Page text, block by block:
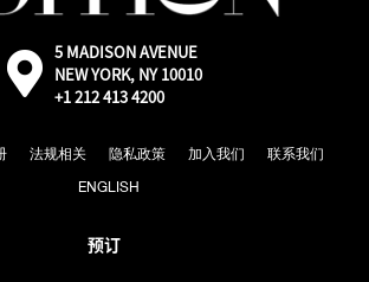
预订
外
部：
通
Google
地
5 MADISON AVENUE
NEW YORK, NY 10010
+1 212 413 4200
法规相关 隐私政策 加入我们
联系我们
ENGLISH
© 2026 EDITION 酒店版权所有.